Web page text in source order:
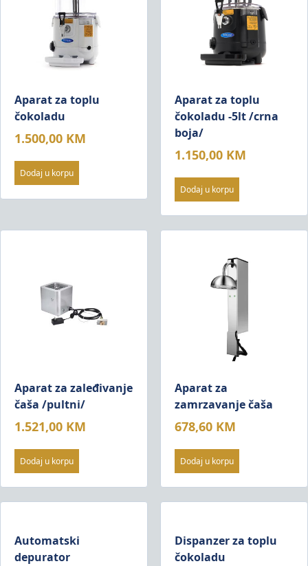
Aparat za toplu
čokoladu
1.500,00 KM
Dodaj u korpu
Aparat za toplu
čokoladu -5lt /crna
boja/
1.150,00 KM
Dodaj u korpu
Aparat za zaleđivanje
čaša /pultni/
1.521,00 KM
Dodaj u korpu
Aparat za
zamrzavanje čaša
678,60 KM
Dodaj u korpu
Automatski
depurator
Dispanzer za toplu
čokoladu